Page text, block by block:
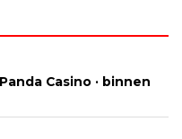
Casino · binnen